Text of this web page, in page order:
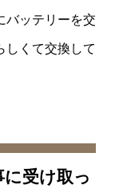
バッテリーを交
くて交換して
受け取っ